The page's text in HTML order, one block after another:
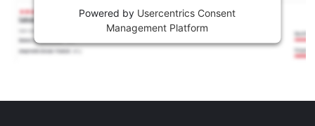
Powered by Usercentrics Consent
Management Platform